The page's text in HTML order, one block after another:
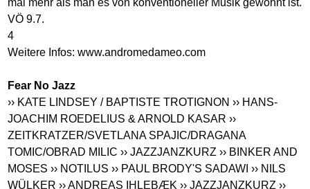
VÖ 9.7.
4
Weitere Infos:www.andromedameo.com
Fear No Jazz
›› KATE LINDSEY / BAPTISTE TROTIGNON ›› HANS-
JOACHIM ROEDELIUS & ARNOLD KASAR ››
ZEITKRATZER/SVETLANA SPAJIC/DRAGANA
TOMIC/OBRAD MILIC ›› JAZZJANZKURZ ›› BINKER AND
MOSES ›› NOTILUS ›› PAUL BRODY'S SADAWI ›› NILS
WÜLKER ›› ANDREAS IHLEBÆK ›› JAZZJANZKURZ ››